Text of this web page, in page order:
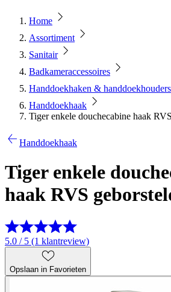
Home
Assortiment
Sanitair
Badkameraccessoires
Handdoekhaken & handdoekhouders
Handdoekhaak
Tiger enkele douchecabine haak
Handdoekhaak
Tiger enkele
haak RVS
5.0 / 5 (1 klantreview)
Opslaan in Favorieten